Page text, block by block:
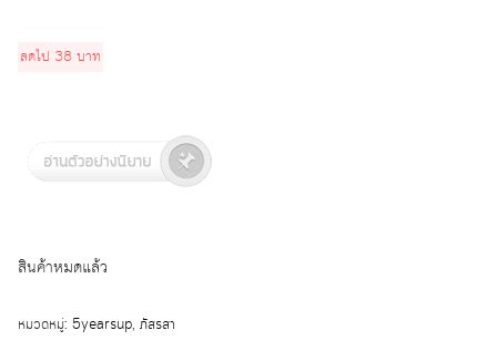
255 บาท.217 บาท.
ลดไป 38บาท
สินค้าหมดแล้ว
หมวดหมู่: 5yearsup, ภัสรสา